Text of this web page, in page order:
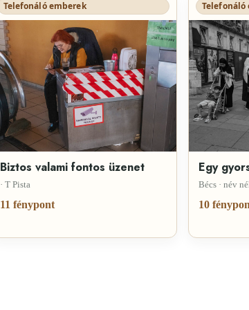
Telefonáló emberek
Biztos valami fontos üzenet
· T Pista
11 fénypont
Telefonáló
Egy
Bécs · név
10